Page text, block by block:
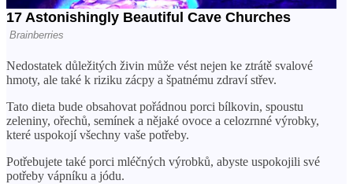
Nedostatek důležitých živin může vést nejen ke ztrátě svalové
hmoty, ale také k riziku zácpy a špatnému zdraví střev.
Tato dieta bude obsahovat pořádnou porci bílkovin, spoustu
zeleniny, ořechů, semínek a nějaké ovoce a celozrnné výrobky,
které uspokojí všechny vaše potřeby.
Potřebujete také porci mléčných výrobků, abyste uspokojili své
potřeby vápníku a jódu.